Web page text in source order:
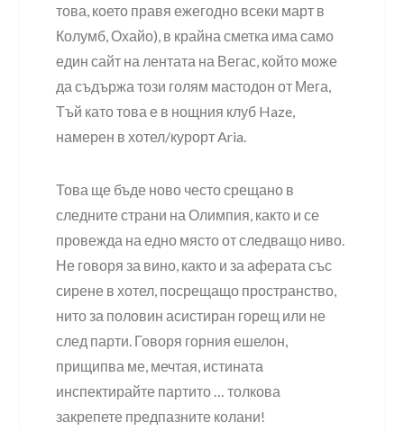
това, което правя ежегодно всеки март в
Колумб, Охайо), в крайна сметка има само
един сайт на лентата на Вегас, който може
да съдържа този голям мастодон от Мега,
Тъй като това е в нощния клуб Haze,
намерен в хотел/курорт Aria.
Това ще бъде ново често срещано в
следните страни на Олимпия, както и се
провежда на едно място от следващо ниво.
Не говоря за вино, както и за аферата със
сирене в хотел, посрещащо пространство,
нито за половин асистиран горещ или не
след парти. Говоря горния ешелон,
прищипва ме, мечтая, истината
инспектирайте партито … толкова
закрепете предпазните колани!